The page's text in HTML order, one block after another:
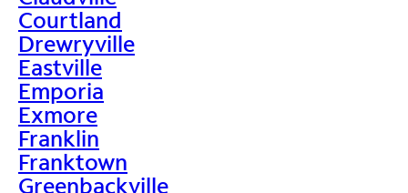
Courtland
Drewryville
Eastville
Emporia
Exmore
Franklin
Franktown
Greenbackville